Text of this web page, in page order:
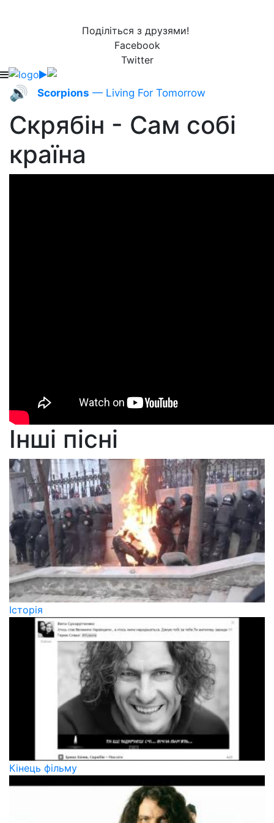
Поділіться з друзями!
Facebook
Twitter
🔊 Scorpions — Living For Tomorrow
Скрябін - Сам собі
країна
Інші пісні
Історія
Кінець фільму